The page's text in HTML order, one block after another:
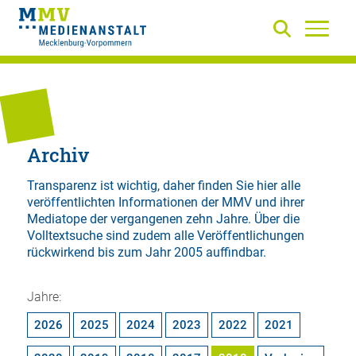
Archiv
Transparenz ist wichtig, daher finden Sie hier alle
veröffentlichten Informationen der MMV und ihrer
Mediatope der vergangenen zehn Jahre. Über die
Volltextsuchesind zudem alle Veröffentlichungen
rückwirkend bis zum Jahr 2005 auffindbar.
Jahre:
2026 2025 2024 2023 2022 2021